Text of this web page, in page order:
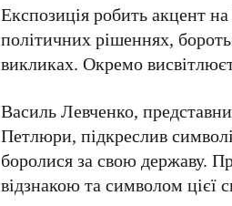
Експозиція робить акцент
політичних рішеннях,
викликах. Окремо
Василь Левченко,
Петлюри, підкреслив
боролися за свою державу.
відзнакою та символом цієї